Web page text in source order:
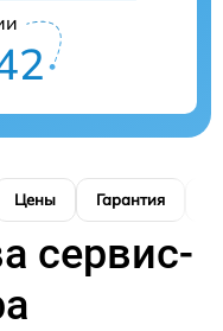
Цены Гарантия
сервис-